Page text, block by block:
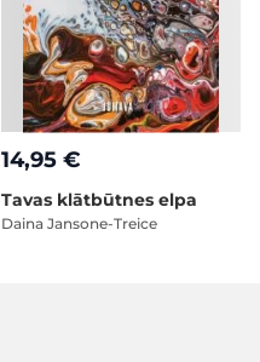
14,95 €
Tavas klātbūtnes elpa
Daina Jansone-Treice